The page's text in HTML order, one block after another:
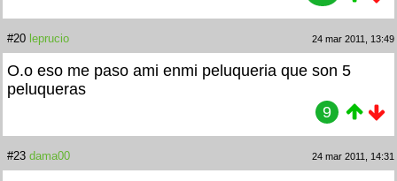
#20 leprucio 24 mar 2011, 13:49
O.o eso me paso ami enmi peluqueria que son 5
peluqueras
9
#23 dama00 24 mar 2011, 14:31